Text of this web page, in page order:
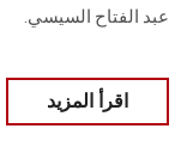
عبد الفتاح السيسي.
اقرأ المزيد